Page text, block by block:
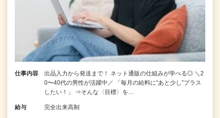
仕事内容
出品入力から発送まで！ ネット通販の仕組みが学べる◎ ＼2
0〜40代の男性が活躍中／ 「毎月の給料に“あと少し”プラス
したい！」 ⇒そんな〈目標〉を…
給与 完全出来高制